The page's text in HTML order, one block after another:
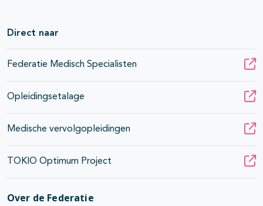
Direct naar
Federatie Medisch Specialisten
Opleidingsetalage
Medische vervolgopleidingen
TOKIO Optimum Project
Over de Federatie